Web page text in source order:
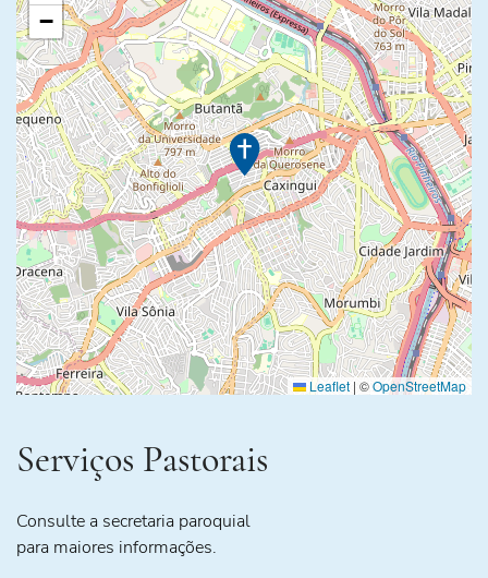
−
Leaflet | ©OpenStreetMap
Serviços Pastorais
Consulte a secretaria paroquial
para maiores informações.